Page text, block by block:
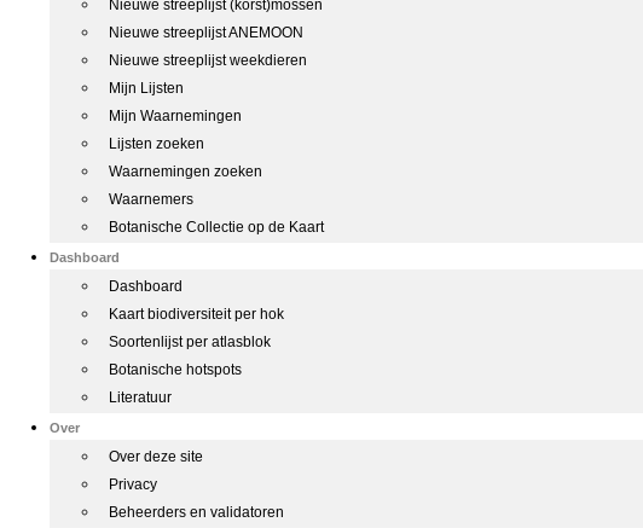
Nieuwe streeplijst (korst)mossen
Nieuwe streeplijst ANEMOON
Nieuwe streeplijst weekdieren
Mijn Lijsten
Mijn Waarnemingen
Lijsten zoeken
Waarnemingen zoeken
Waarnemers
Botanische Collectie op de Kaart
Dashboard
Dashboard
Kaart biodiversiteit per hok
Soortenlijst per atlasblok
Botanische hotspots
Literatuur
Over
Over deze site
Privacy
Beheerders en validatoren